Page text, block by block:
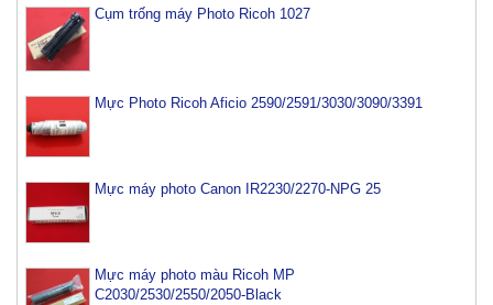
Cụm trống máy Photo Ricoh 1027
Mực Photo Ricoh Aficio 2590/2591/3030/3090/3391
Mực máy photo Canon IR2230/2270-NPG 25
Mực máy photo màu Ricoh MP
C2030/2530/2550/2050-Black